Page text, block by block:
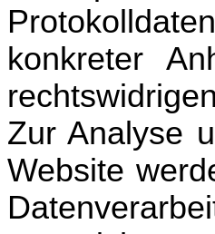
konkreter
Zur Analyse
Website